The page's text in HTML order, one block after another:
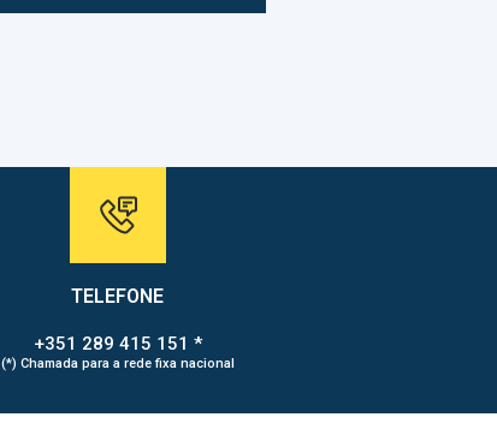
TELEFONE
+351 289 415 151 *
(*) Chamada para a rede fixa nacional